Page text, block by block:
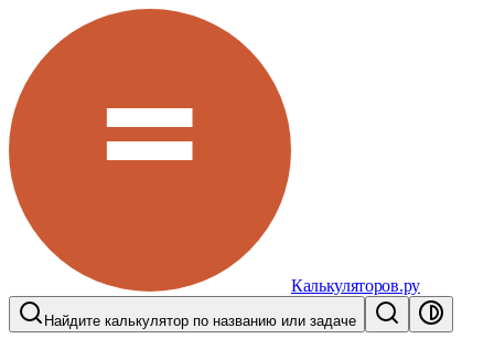
Калькуляторов.ру
Найдите калькулятор по названию или задаче